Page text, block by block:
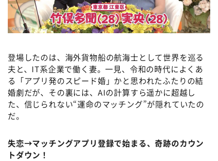
登場したのは、海外貨物船の航海士として世界を巡る
夫と、IT系企業で働く妻。一見、令和の時代によくあ
る「アプリ発のスピード婚」かと思われたふたりの結
婚劇だが、その裏には、AIの計算すら遥かに超越し
た、信じられない“運命のマッチング”が隠れていたの
だ。
失恋→マッチングアプリ登録で始まる、奇跡のカウン
トダウン！